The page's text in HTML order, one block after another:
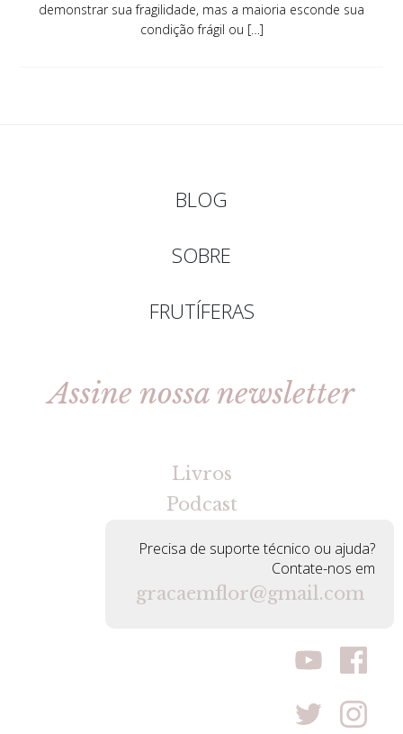
demonstrar sua fragilidade, mas a maioria esconde sua
condição frágil ou […]
BLOG
SOBRE
FRUTÍFERAS
Assine nossa newsletter
Livros
Podcast
Precisa de suporte técnico ou ajuda?
Contate-nos em
gracaemflor@gmail.com